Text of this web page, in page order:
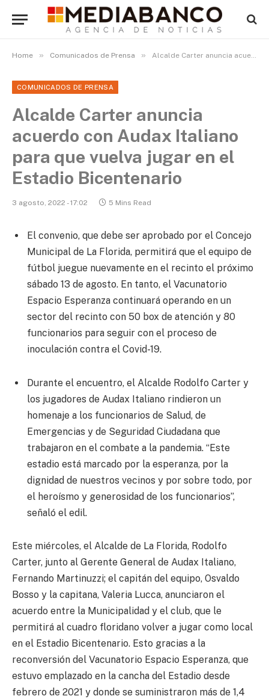
Home » Comunicados de Prensa » Alcalde Carter anuncia acuerdo con Audax Italiano para que vuelva jugar en el Estadio Bicentenario
COMUNICADOS DE PRENSA
Alcalde Carter anuncia
acuerdo con Audax Italiano
para que vuelva jugar en el
Estadio Bicentenario
3 agosto, 2022 - 17:02 5 Mins Read
El convenio, que debe ser aprobado por el Concejo
Municipal de La Florida, permitirá que el equipo de
fútbol juegue nuevamente en el recinto el próximo
sábado 13 de agosto. En tanto, el Vacunatorio
Espacio Esperanza continuará operando en un
sector del recinto con 50 box de atención y 80
funcionarios para seguir con el proceso de
inoculación contra el Covid-19.
Durante el encuentro, el Alcalde Rodolfo Carter y
los jugadores de Audax Italiano rindieron un
homenaje a los funcionarios de Salud, de
Emergencias y de Seguridad Ciudadana que
trabajaron en el combate a la pandemia. “Este
estadio está marcado por la esperanza, por la
dignidad de nuestros vecinos y por sobre todo, por
el heroísmo y generosidad de los funcionarios”,
señaló el edil.
Este miércoles, el Alcalde de La Florida, Rodolfo
Carter, junto al Gerente General de Audax Italiano,
Fernando Martinuzzi; el capitán del equipo, Osvaldo
Bosso y la capitana, Valeria Lucca, anunciaron el
acuerdo entre la Municipalidad y el club, que le
permitirá al cuadro floridano volver a jugar como local
en el Estadio Bicentenario. Esto gracias a la
reconversión del Vacunatorio Espacio Esperanza, que
estuvo emplazado en la cancha del Estadio desde
febrero de 2021 y donde se suministraron más de 1,4